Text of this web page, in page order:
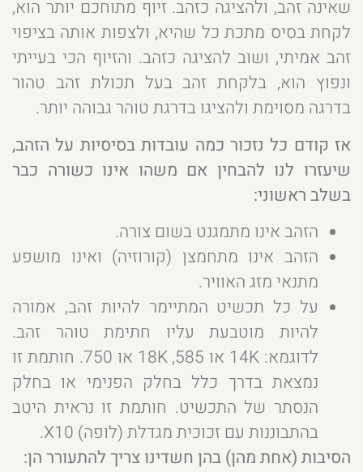
שאינה זהב, ולהציגה כזהב. זיוף מתוחכם יותר הוא,
לקחת בסיס מתכת כל שהיא, ולצפות אותה בציפוי
זהב אמיתי, ושוב להציגה כזהב. והזיוף הכי בעייתי
ונפוץ הוא, בלקחת זהב בעל תכולת זהב טהור
בדרגה מסוימת ולהציגו בדרגת טוהר גבוהה יותר.
אז קודם כל נזכור כמה עובדות בסיסיות על הזהב,
שיעזרו לנו להבחין אם משהו אינו כשורה כבר
בשלב ראשוני:
הזהב אינו מתמגנט בשום צורה.
הזהב אינו מתחמצן (קורוזיה) ואינו מושפע
מתנאי מזג האוויר.
על כל תכשיט המתיימר להיות זהב, אמורה
להיות מוטבעת עליו חתימת טוהר זהב.
לדוגמא: 14K או 585, 18K או 750. חותמת זו
נמצאת בדרך כלל בחלק הפנימי או בחלק
הנסתר של התכשיט. חותמת זו נראית היטב
בהתבוננות עם זכוכית מגדלת (לופה) X10.
הסיבות (אחת מהן) בהן חשדינו צריך להתעורר הן: